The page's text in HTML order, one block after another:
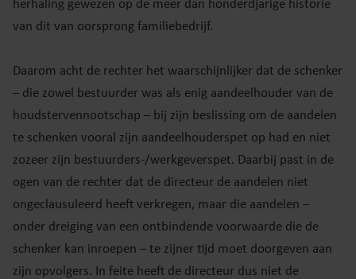
herhaling gewezen op de meer dan honderdjarige historie
van dit van oorsprong familiebedrijf.
Daarom acht de rechter het waarschijnlijker dat de schenker
– die zowel bestuurder was als enig aandeelhouder van de
houdstervennootschap – bij zijn beslissing om de aandelen
te schenken vooral zijn aandeelhouderspet op had en niet
zozeer zijn bestuurders-/werkgeverspet. Daarbij past in de
ogen van de rechter dat de directeur de aandelen niet
ongeclausuleerd heeft verkregen, maar die aandelen –
onder dreiging van een ontbindende voorwaarde die de
schenker kan inroepen – te zijner tijd moet doorgeven aan
zijn opvolgers. In feite heeft de directeur dus niet de